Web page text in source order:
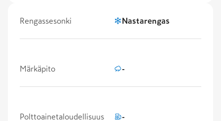
Rengassesonki Nastarengas
Märkäpito -
Polttoainetaloudellisuus -